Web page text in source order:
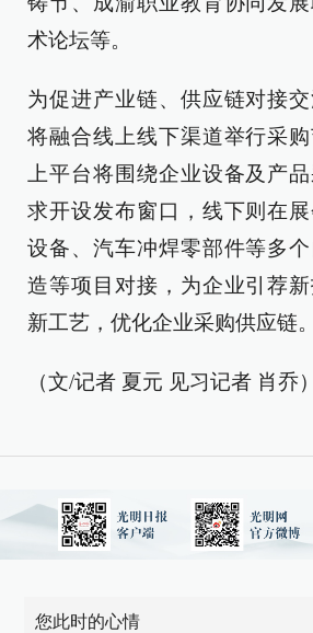
术论坛等。
为促进产业链、供应链对接
将融合线上线下渠道举行采
上平台将围绕企业设备及产
求开设发布窗口，线下则在
设备、汽车冲焊零部件等多
造等项目对接，为企业引荐新
新工艺，优化企业采购供应链。
（文/记者 夏元 见习记者 肖乔）
您此时的心情